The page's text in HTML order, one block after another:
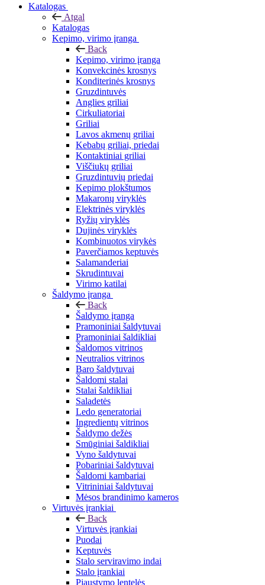
Katalogas
Atgal
Katalogas
Kepimo, virimo įranga
Back
Kepimo, virimo įranga
Konvekcinės krosnys
Konditerinės krosnys
Gruzdintuvės
Anglies griliai
Cirkuliatoriai
Griliai
Lavos akmenų griliai
Kebabų griliai, priedai
Kontaktiniai griliai
Viščiukų griliai
Gruzdintuvių priedai
Kepimo plokštumos
Makaronų viryklės
Elektrinės viryklės
Ryžių viryklės
Dujinės viryklės
Kombinuotos virykės
Paverčiamos keptuvės
Salamanderiai
Skrudintuvai
Virimo katilai
Šaldymo įranga
Back
Šaldymo įranga
Pramoniniai šaldytuvai
Pramoniniai šaldikliai
Šaldomos vitrinos
Neutralios vitrinos
Baro šaldytuvai
Šaldomi stalai
Stalai šaldikliai
Saladetės
Ledo generatoriai
Ingredientų vitrinos
Šaldymo dežės
Smūginiai šaldikliai
Vyno šaldytuvai
Pobariniai šaldytuvai
Šaldomi kambariai
Vitrininiai šaldytuvai
Mėsos brandinimo kameros
Virtuvės įrankiai
Back
Virtuvės įrankiai
Puodai
Keptuvės
Stalo serviravimo indai
Stalo įrankiai
Pjaustymo lentelės